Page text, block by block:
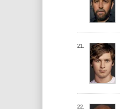
21.
22.